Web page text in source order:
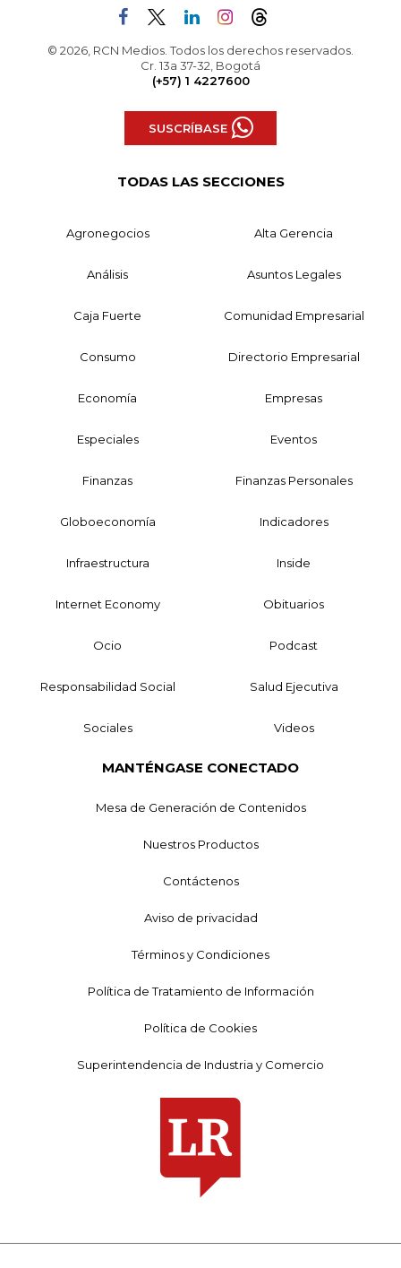
© 2026, RCN Medios. Todos los derechos reservados.
Cr. 13a 37-32, Bogotá
(+57) 1 4227600
SUSCRÍBASE
TODAS LAS SECCIONES
Agronegocios Alta Gerencia
Análisis Asuntos Legales
Caja Fuerte Comunidad Empresarial
Consumo Directorio Empresarial
Economía Empresas
Especiales Eventos
Finanzas Finanzas Personales
Globoeconomía Indicadores
Infraestructura Inside
Internet Economy Obituarios
Ocio Podcast
Responsabilidad Social Salud Ejecutiva
Sociales Videos
MANTÉNGASE CONECTADO
Mesa de Generación de Contenidos
Nuestros Productos
Contáctenos
Aviso de privacidad
Términos y Condiciones
Política de Tratamiento de Información
Política de Cookies
Superintendencia de Industria y Comercio